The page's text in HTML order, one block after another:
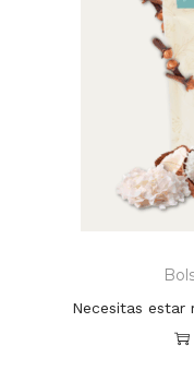
Necesitas estar